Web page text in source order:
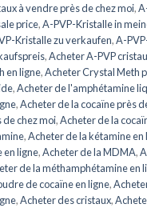
à vendre près de chez moi,
price,A-PVP-Kristalle in
Kristalle zu verkaufen,A-
,Acheter A-PVP
en ligne,Acheter Crystal Meth
,Acheter de l'amphétamine
,Acheter de la cocaïne près
de chez moi,Acheter de la
,Acheter de la kétamine en
en ligne,Acheter de la MDMA,
de la méthamphétamine en
de cocaïne en ligne,
,Acheter des cristaux,